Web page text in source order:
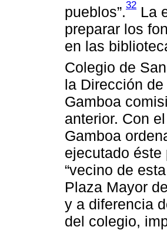
pueblos”.32 La
preparar los
en las
Colegio de
la Dirección
Gamboa
anterior. Con
Gamboa
ejecutado
“vecino de
Plaza Mayor
y a diferencia
del colegio,